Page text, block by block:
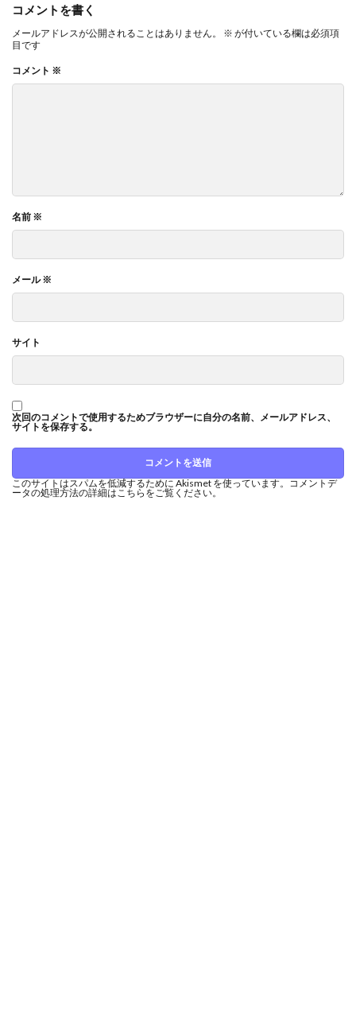
コメントを書く
メールアドレスが公開されることはありません。 ※ が付いている欄は必須項
目です
コメント ※
名前 ※
メール※
サイト
次回のコメントで使用するためブラウザーに自分の名前、メールアドレス、
サイトを保存する。
このサイトはスパムを低減するために Akismet を使っています。コメントデ
ータの処理方法の詳細はこちらをご覧ください。